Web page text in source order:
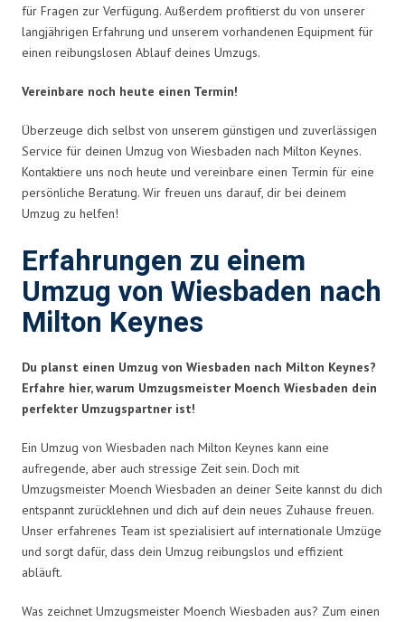
für Fragen zur Verfügung. Außerdem profitierst du von unserer
langjährigen Erfahrung und unserem vorhandenen Equipment für
einen reibungslosen Ablauf deines Umzugs.
Vereinbare noch heute einen Termin!
Überzeuge dich selbst von unserem günstigen und zuverlässigen
Service für deinen Umzug von Wiesbaden nach Milton Keynes.
Kontaktiere uns noch heute und vereinbare einen Termin für eine
persönliche Beratung. Wir freuen uns darauf, dir bei deinem
Umzug zu helfen!
Erfahrungen zu einem
Umzug von Wiesbaden nach
Milton Keynes
Du planst einen Umzug von Wiesbaden nach Milton Keynes?
Erfahre hier, warum Umzugsmeister Moench Wiesbaden dein
perfekter Umzugspartner ist!
Ein Umzug von Wiesbaden nach Milton Keynes kann eine
aufregende, aber auch stressige Zeit sein. Doch mit
Umzugsmeister Moench Wiesbaden an deiner Seite kannst du dich
entspannt zurücklehnen und dich auf dein neues Zuhause freuen.
Unser erfahrenes Team ist spezialisiert auf internationale Umzüge
und sorgt dafür, dass dein Umzug reibungslos und effizient
abläuft.
Was zeichnet Umzugsmeister Moench Wiesbaden aus? Zum einen